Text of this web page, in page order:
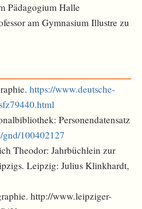
Pädagogium Halle
am Gymnasium Illustre zu
https://www.deutsche-
Personendatensatz
100402127
Theodor: Jahrbüchlein zur
Leipzig: Julius Klinkhardt,
http://www.leipziger-